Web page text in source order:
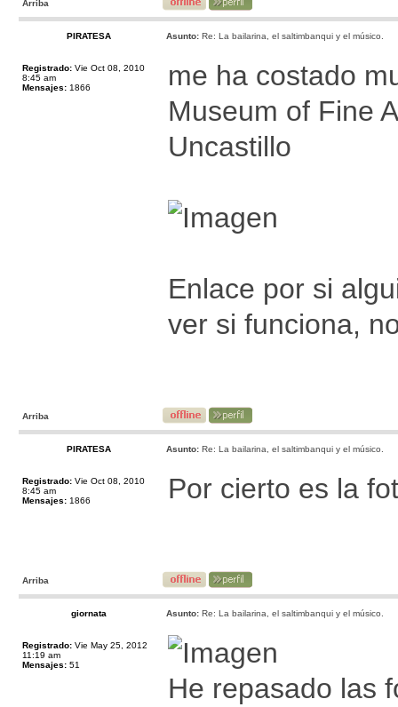
Arriba
PIRATESA Asunto: Re: La bailarina, el saltimbanqui y el músico.
Registrado: Vie Oct 08, 2010
8:45 am
Mensajes: 1866
me ha costado
Museum of Fine
Uncastillo
Enlace por si
ver si funciona,
Arriba
PIRATESA Asunto: Re: La bailarina, el saltimbanqui y el músico.
Registrado: Vie Oct 08, 2010
8:45 am
Mensajes: 1866 Por cierto es la
Arriba
giornata Asunto: Re: La bailarina, el saltimbanqui y el músico.
Registrado: Vie May 25, 2012
11:19 am
Mensajes: 51
He repasado las